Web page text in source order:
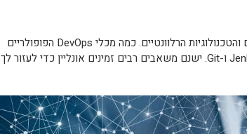
כדי להצליח ב-DevOps, אתם צריכים ללמוד את הכלים והטכנולוגיות הרלוונטיים. כמה מכלי DevOps הפופולריים
ביותר כוללים את Jenkins, Ansible, Docker, Kubernetes ו-Git. ישנם משאבים רבים זמינים אונליין כדי לעזור לך